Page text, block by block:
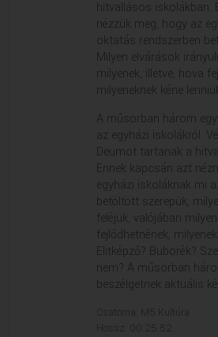
hitvallásos iskolákban.
nézzük meg, hogy az
oktatás rendszerben
Milyen elvárások
milyenek, illetve, hova
milyeneknek kéne
A műsorban három
az egyházi iskolákról.
Deumot tartanak a
Ennek kapcsán azt
egyházi iskoláknak mi
betöltött szerepük,
feléjük, valójában
fejlődhetnének,
Elitképző? Buborék?
nem? A műsorban
beszélgetnek aktuális
Csatorna: M5 Kultúra
Hossz: 00:25:52